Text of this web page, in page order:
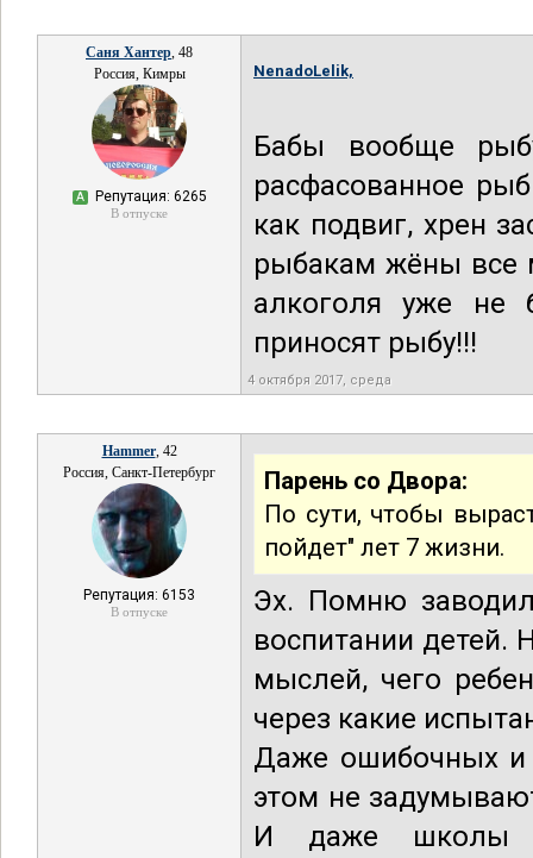
Саня Хантер, 48
Россия, Кимры
А Репутация: 6265
В отпуске
NenadoLelik,
Бабы вообще
расфасованное
как подвиг, хрен
рыбакам жёны все
алкоголя уже не
приносят рыбу!!!
4 октября 2017, среда
Hammer, 42
Россия, Санкт-Петербург
Репутация: 6153
В отпуске
Парень со Двора:
По сути, чтобы
пойдет" лет 7 жизни.
Эх. Помню
воспитании детей.
мыслей, чего
через какие
Даже ошибочных и
этом не
И даже школы